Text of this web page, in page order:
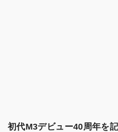
初代M3デビュー40周年を